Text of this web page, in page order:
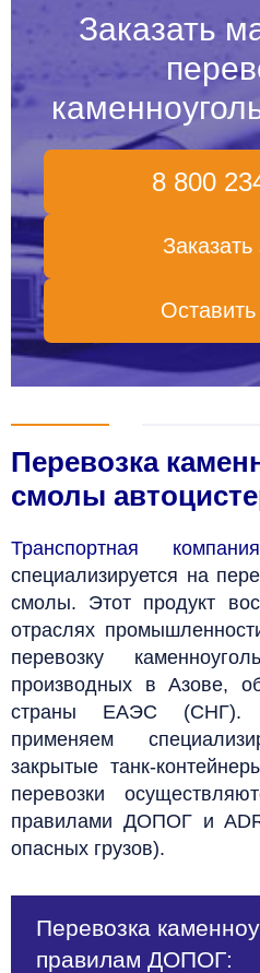
Заказать
8 800
Заказать
Оставить
Перевозка
смолы
Транспортная
специализируется на
смолы. Этот продукт
отраслях
перевозку
производных в Азове,
страны ЕАЭС (СНГ).
применяем
закрытые танк-
перевозки
правилами ДОПОГ и
опасных грузов).
Перевозка
правилам ДОПОГ: